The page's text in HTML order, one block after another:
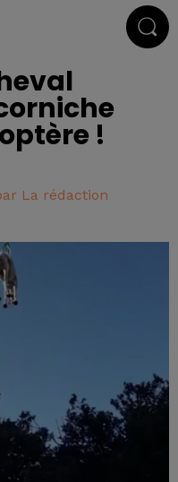
!
La rédaction